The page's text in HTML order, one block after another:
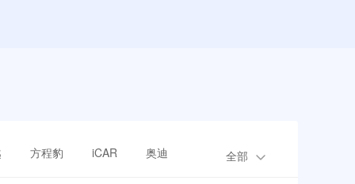
方程豹 iCAR 奥迪 全部